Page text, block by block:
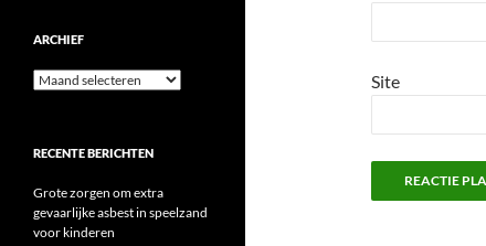
Site
ARCHIEF
Archief
RECENTE BERICHTEN
Grote zorgen om extra
gevaarlijke asbest in speelzand
voor kinderen